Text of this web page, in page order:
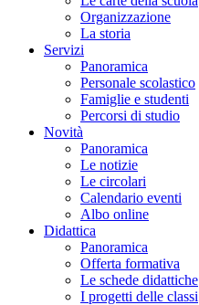
Organizzazione
La storia
Servizi
Panoramica
Personale scolastico
Famiglie e studenti
Percorsi di studio
Novità
Panoramica
Le notizie
Le circolari
Calendario eventi
Albo online
Didattica
Panoramica
Offerta formativa
Le schede didattiche
I progetti delle classi